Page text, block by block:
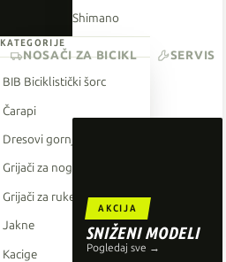
Shimano
O'Neal
AKCIJA
SNIŽENI MODELI
Pogledaj sve →
KATEGORIJE
BIB Biciklistički šorc
Čarapi
Dresovi gornji dio
Grijači za noge
Grijači za ruke
Jakne
Kacige
NOSAČI ZA BICIKL SERVIS